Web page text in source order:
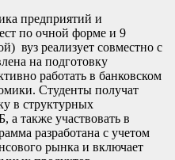
предприятий и
по очной форме и 9
вуз реализует совместно с
на подготовку
работать в банковском
Студенты получат
в структурных
а также участвовать в
разработана с учетом
рынка и включает